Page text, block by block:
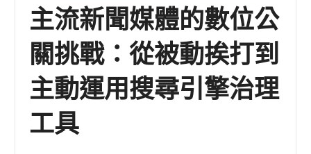
主流新聞媒體的數位公
關挑戰：從被動挨打到
主動運用搜尋引擎治理
工具